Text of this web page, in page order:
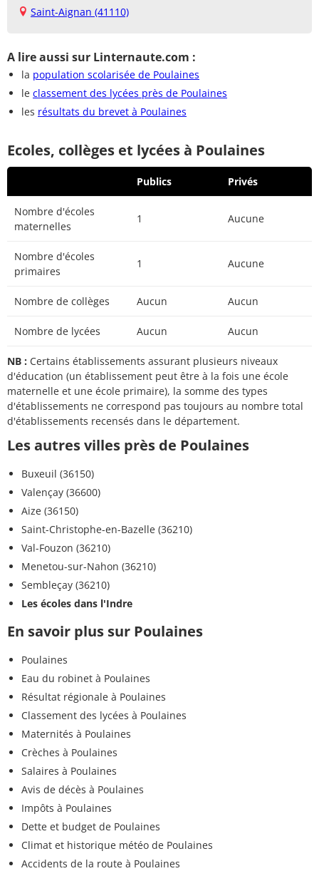
Saint-Aignan (41110)
A lire aussi sur Linternaute.com :
la population scolarisée de Poulaines
le classement des lycées près de Poulaines
les résultats du brevet à Poulaines
Ecoles, collèges et lycées à Poulaines
Publics Privés
Nombre d'écoles
maternelles
1 Aucune
Nombre d'écoles
primaires
1 Aucune
Nombre de collèges Aucun Aucun
Nombre de lycées Aucun Aucun
NB : Certains établissements assurant plusieurs niveaux
d'éducation (un établissement peut être à la fois une école
maternelle et une école primaire), la somme des types
d'établissements ne correspond pas toujours au nombre total
d'établissements recensés dans le département.
Les autres villes près de Poulaines
Buxeuil (36150)
Valençay (36600)
Aize (36150)
Saint-Christophe-en-Bazelle (36210)
Val-Fouzon (36210)
Menetou-sur-Nahon (36210)
Sembleçay (36210)
Les écoles dans l'Indre
En savoir plus sur Poulaines
Poulaines
Eau du robinet à Poulaines
Résultat régionale à Poulaines
Classement des lycées à Poulaines
Maternités à Poulaines
Crèches à Poulaines
Salaires à Poulaines
Avis de décès à Poulaines
Impôts à Poulaines
Dette et budget de Poulaines
Climat et historique météo de Poulaines
Accidents de la route à Poulaines